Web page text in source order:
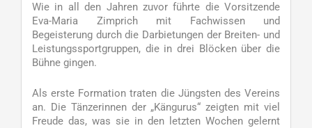
Wie in all den Jahren zuvor führte die Vorsitzende
Eva-Maria Zimprich mit Fachwissen und
Begeisterung durch die Darbietungen der Breiten- und
Leistungssportgruppen, die in drei Blöcken über die
Bühne gingen.
Als erste Formation traten die Jüngsten des Vereins
an. Die Tänzerinnen der „Kängurus“ zeigten mit viel
Freude das, was sie in den letzten Wochen gelernt